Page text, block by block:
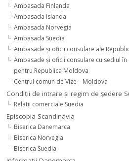
Ambasada Finlanda
Ambasada Islanda
Ambasada Norvegia
Ambasada Suedia
Ambasade şi oficii consulare ale
Ambasade şi oficii consulare cu sediul
pentru Republica Moldova
Centrul comun de Vize – Moldova
Condiţii de intrare şi regim de şedere
Relatii comerciale Suedia
Episcopia Scandinavia
Biserica Danemarca
Biserica Norvegia
Biserica Suedia